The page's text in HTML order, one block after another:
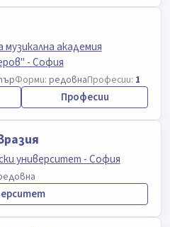
музикална академия
- София
Форми: редовнаПрофесии: 1
Професии
университет - София